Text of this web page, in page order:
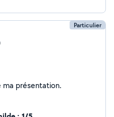
Particulier
Je n'ai pas encore renseigné ma présentation.